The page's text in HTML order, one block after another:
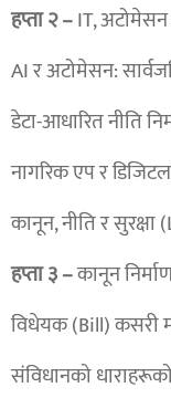
हप्ता २ –IT, अटोमेसन
AI र अटोमेसन:
डेटा-आधारित नीति
नागरिक एप र डिजिटल
कानून, नीति र
हप्ता ३ –कानून
विधेयक (Bill) कसरी
संविधानको